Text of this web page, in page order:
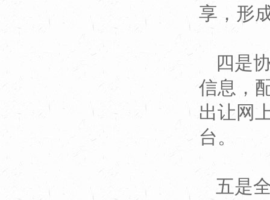
享，形
四是
信息，
出让网
台。
五是